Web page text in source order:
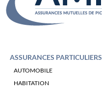
ASSURANCES PARTICULIERS
AUTOMOBILE
HABITATION